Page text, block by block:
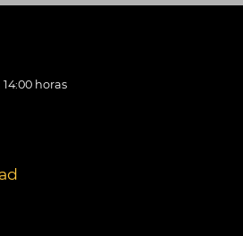
horas